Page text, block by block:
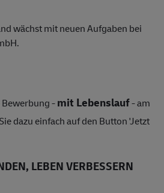
wächst mit neuen Aufgaben bei
-mit Lebenslauf- am
dazu einfach auf den Button 'Jetzt
LEBEN VERBESSERN